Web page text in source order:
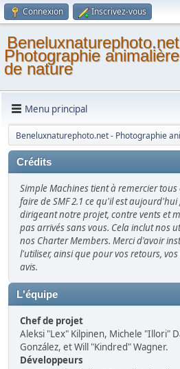
Connexion Inscrivez-vous
Photographie
de nature
Menu principal
Beneluxnaturephoto.net - Photographie
Crédits
Simple Machines tient à remercier
faire de SMF 2.1 ce qu'il est
dirigeant notre projet, contre vents et
pas arrivés sans vous. Cela inclut nos
nos Charter Members. Merci d'avoir
l'utiliser, ainsi que pour vos retours,
avis.
L'équipe
Chef de projet
Aleksi "Lex" Kilpinen, Michele "Illori"
González, et Will "Kindred" Wagner.
Développeurs